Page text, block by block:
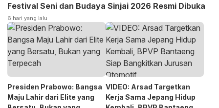
Festival Seni dan Budaya Sinjai 2026 Resmi Dibuka
6 hari yang lalu
Presiden Prabowo: Bangsa
Maju Lahir dari Elite yang
VIDEO: Arsad Targetkan
Kerja Sama Jepang Hidup